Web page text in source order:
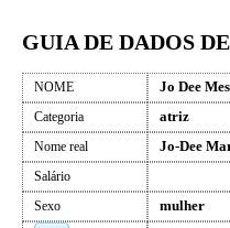
GUIA DE DADOS
NOME Jo Dee
Categoria atriz
Nome real Jo-Dee
Salário
Sexo
mulher